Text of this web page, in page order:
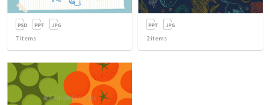
7 items 2items